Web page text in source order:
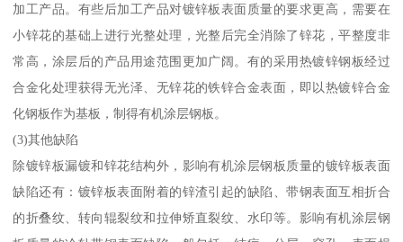
加工产品。有些后加工产品对镀锌板表面质量的要求更高，需要在
小锌花的基础上进行光整处理，光整后完全消除了锌花，平整度非
常高，涂层后的产品用途范围更加广阔。有的采用热镀锌钢板经过
合金化处理获得无光泽、无锌花的铁锌合金表面，即以热镀锌合金
化钢板作为基板，制得有机涂层钢板。
(3)其他缺陷
除镀锌板漏镀和锌花结构外，影响有机涂层钢板质量的镀锌板表面
缺陷还有：镀锌板表面附着的锌渣引起的缺陷、带钢表面互相折合
的折叠纹、转向辊裂纹和拉伸矫直裂纹、水印等。影响有机涂层钢